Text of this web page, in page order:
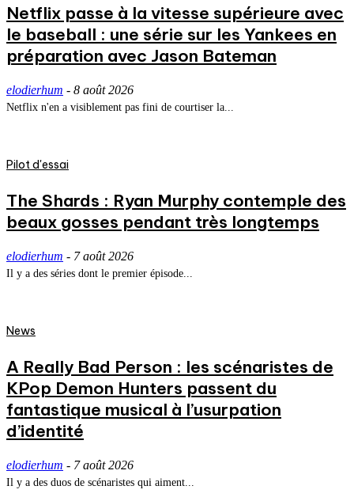
Netflix passe à la vitesse supérieure avec
le baseball : une série sur les Yankees en
préparation avec Jason Bateman
elodierhum - 8 août 2026
Netflix n'en a visiblement pas fini de courtiser la...
Pilot d'essai
The Shards : Ryan Murphy contemple des
beaux gosses pendant très longtemps
elodierhum - 7 août 2026
Il y a des séries dont le premier épisode...
News
A Really Bad Person : les scénaristes de
KPop Demon Hunters passent du
fantastique musical à l’usurpation
d’identité
elodierhum - 7 août 2026
Il y a des duos de scénaristes qui aiment...